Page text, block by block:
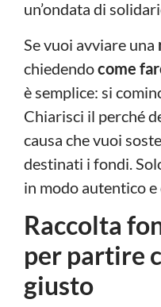
un’ondata di
Se vuoi avviare una
chiedendocome
è semplice: si
Chiarisci il perché
causa che vuoi
destinati i fondi.
in modo autentico e
Raccolta
per partire
giusto